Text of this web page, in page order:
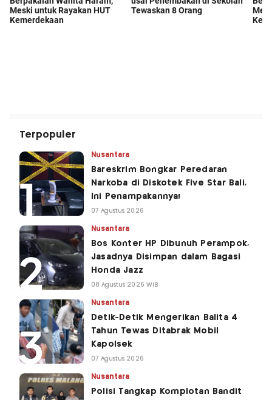
Terpopuler
Nusantara
Bareskrim Bongkar Peredaran
Narkoba di Diskotek Five Star Bali,
Ini Penampakannya!
07 Agustus 2026
Nusantara
Bos Konter HP Dibunuh Perampok,
Jasadnya Disimpan dalam Bagasi
Honda Jazz
08 Agustus 2026 WIB
Nusantara
Detik-Detik Mengerikan Balita 4
Tahun Tewas Ditabrak Mobil
Kapolsek
07 Agustus 2026
Nusantara
Polisi Tangkap Komplotan Bandit